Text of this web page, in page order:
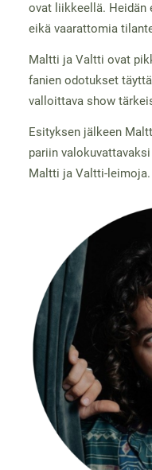
ovat liikkeellä. Heidän
eikä vaarattomia
Maltti ja Valtti ovat
fanien odotukset
valloittava show
Esityksen jälkeen
pariin
Maltti ja Valtti-leimoja.